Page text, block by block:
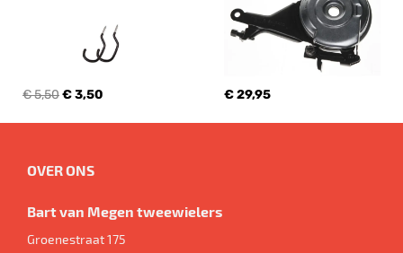
€ 5,50€ 3,50 € 29,95
OVER ONS
Bart van Megen tweewielers
Groenestraat 175